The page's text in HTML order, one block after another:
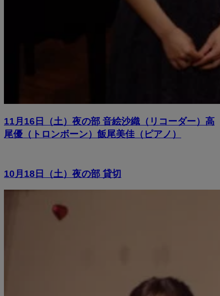
11月16日（土）夜の部 音絵沙織（リコーダー）高
尾優（トロンボーン）飯尾美佳（ピアノ）
10月18日（土）夜の部 貸切